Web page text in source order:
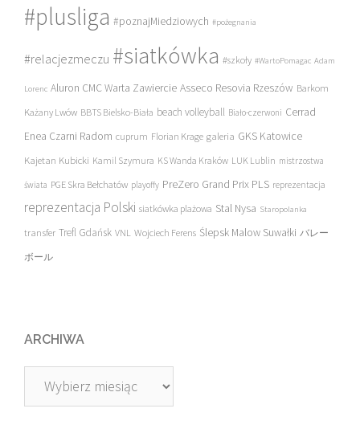
#plusliga #poznajMiedziowych #pożegnania
#relacjezmeczu #siatkówka #szkoły #WartoPomagac Adam
Lorenc Aluron CMC Warta Zawiercie Asseco Resovia Rzeszów Barkom
Każany Lwów BBTS Bielsko-Biała beach volleyball Biało-czerwoni Cerrad
Enea Czarni Radom cuprum Florian Krage galeria GKS Katowice
Kajetan Kubicki Kamil Szymura KS Wanda Kraków LUK Lublin mistrzostwa
świata PGE Skra Bełchatów playoffy PreZero Grand Prix PLS reprezentacja
reprezentacja Polski siatkówka plażowa Stal Nysa Staropolanka
transfer Trefl Gdańsk VNL Wojciech Ferens Ślepsk Malow Suwałki バレー
ボール
ARCHIWA
Archiwa